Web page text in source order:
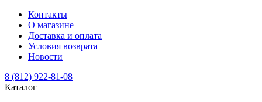
Контакты
О магазине
Доставка и оплата
Условия возврата
Новости
8 (812) 922-81-08
Каталог